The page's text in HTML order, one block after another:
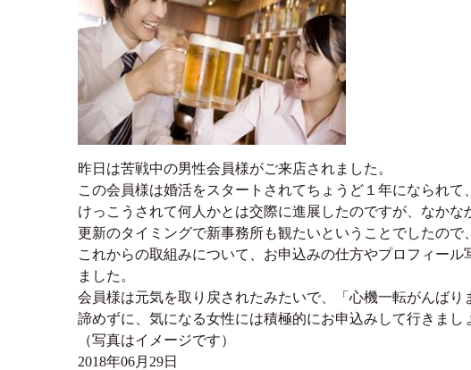
昨日は苦戦中の男性会員様がご来店されました。
この会員様は婚活をスタートされてちょうど１年になられ
けっこうされて何人かとは交際に進展したのですが、なか
更新のタイミングで新事務所も観たいということでしたので
これからの取組みについて、お申込みの仕方やプロフィー
ました。
会員様は元気を取り戻されたみたいで、「心機一転がんば
諦めずに、気になる女性には積極的にお申込みして行きまし
（写真はイメージです）
2018年06月29日